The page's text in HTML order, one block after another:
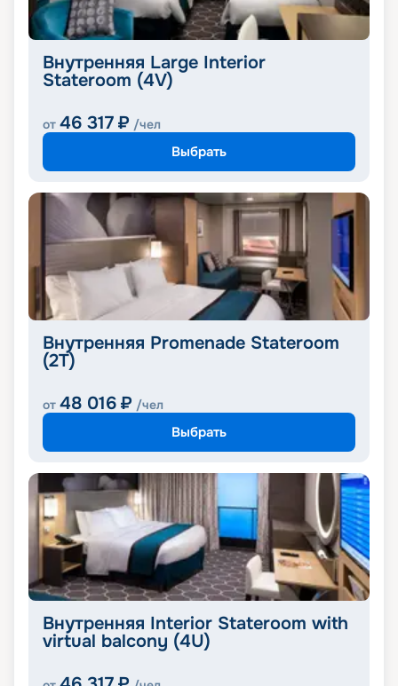
Внутренняя Large Interior
Stateroom (4V)
от 46 317 ₽ /чел
Выбрать
Внутренняя Promenade Stateroom
(2T)
от 48 016 ₽ /чел
Выбрать
Внутренняя Interior Stateroom with
virtual balcony (4U)